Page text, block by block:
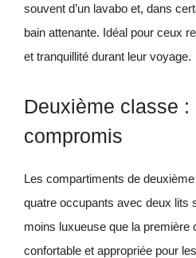
souvent d’un lavabo et, dans
bain attenante. Idéal pour ceux
et tranquillité durant leur voyage.
Deuxième classe :
compromis
Les compartiments de
quatre occupants avec deux lits
moins luxueuse que la première
confortable et appropriée pour